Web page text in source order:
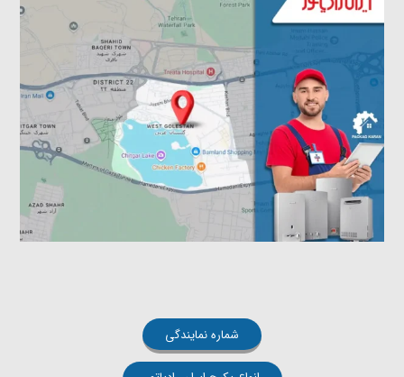
شماره نمایندگی